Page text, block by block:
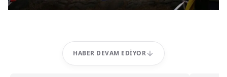
HABER DEVAM EDIYOR